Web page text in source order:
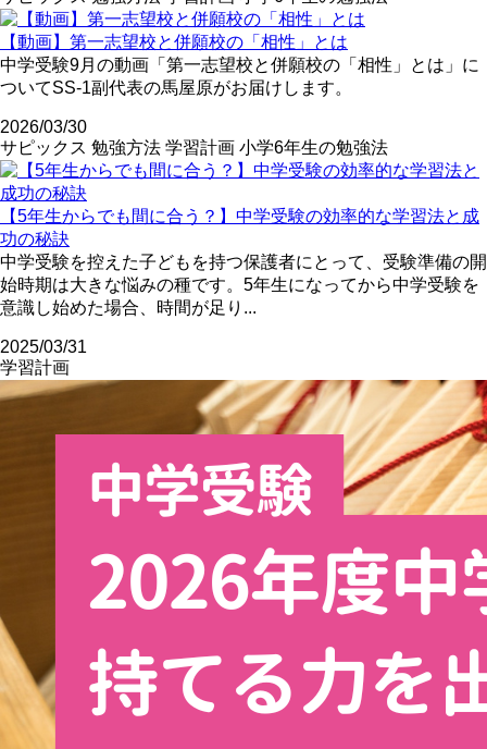
【動画】第一志望校と併願校の「相性」とは
中学受験9月の動画「第一志望校と併願校の「相性」とは」に
ついてSS-1副代表の馬屋原がお届けします。
2026/03/30
サピックス 勉強方法 学習計画 小学6年生の勉強法
【5年生からでも間に合う？】中学受験の効率的な学習法と成
功の秘訣
中学受験を控えた子どもを持つ保護者にとって、受験準備の開
始時期は大きな悩みの種です。5年生になってから中学受験を
意識し始めた場合、時間が足り...
2025/03/31
学習計画